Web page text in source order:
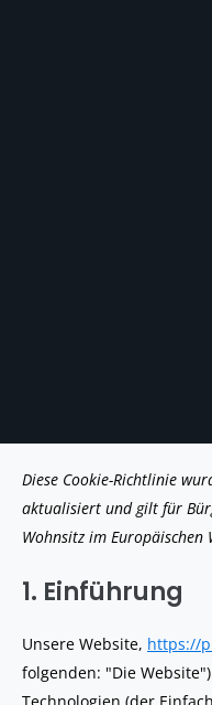
Diese Cookie-Richtlinie
aktualisiert und gilt für
Wohnsitz im Europäischen
1. Einführung
Unsere Website, https://
folgenden: "Die